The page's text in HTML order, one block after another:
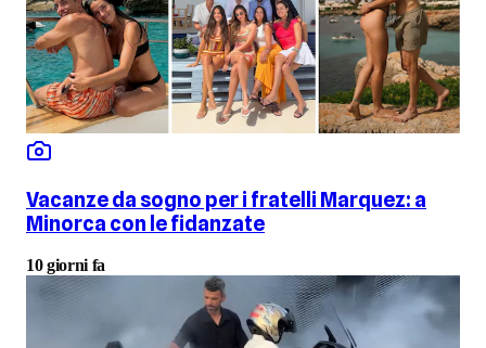
Vacanze da sogno per i fratelli Marquez: a
Minorca con le fidanzate
10 giorni fa